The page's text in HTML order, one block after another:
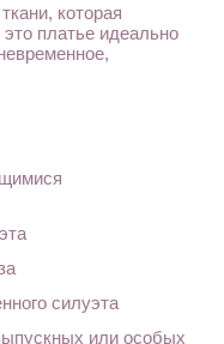
которая
платье идеально
силуэта
или особых